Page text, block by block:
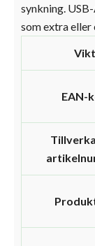
synkning.
som extra
Vikt
EAN-